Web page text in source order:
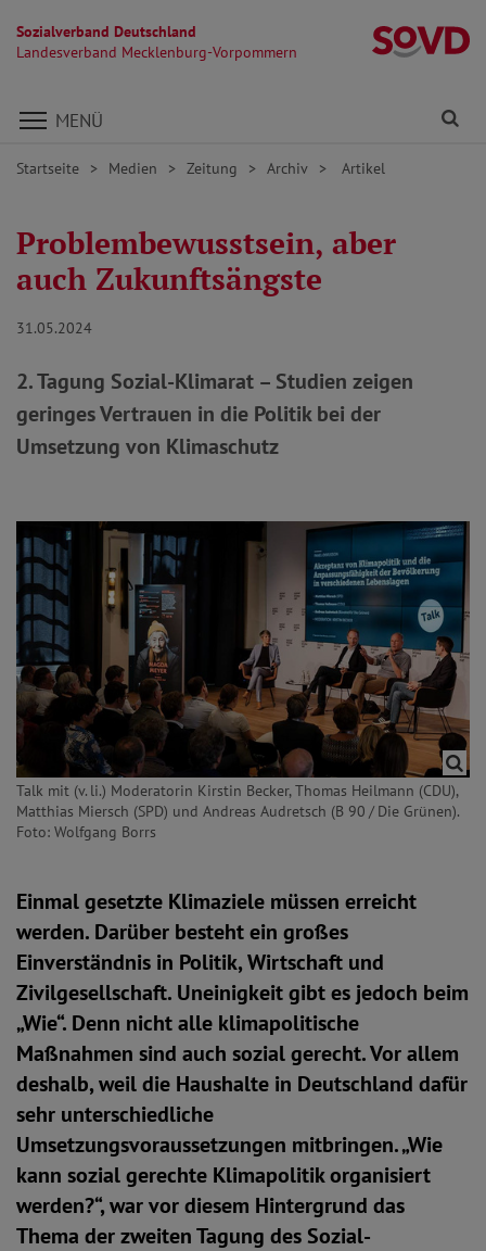
Sozialverband Deutschland
Landesverband Mecklenburg-Vorpommern
Direkt zu den Inhalten springen
MENÜ
Startseite Medien Zeitung Archiv Artikel
Problembewusstsein, aber
auch Zukunftsängste
31.05.2024
2. Tagung Sozial-Klimarat – Studien zeigen
geringes Vertrauen in die Politik bei der
Umsetzung von Klimaschutz
Talk mit (v. li.) Moderatorin Kirstin Becker, Thomas Heilmann (CDU),
Matthias Miersch (SPD) und Andreas Audretsch (B 90 / Die Grünen).
Foto: Wolfgang Borrs
Einmal gesetzte Klimaziele müssen erreicht
werden. Darüber besteht ein großes
Einverständnis in Politik, Wirtschaft und
Zivilgesellschaft. Uneinigkeit gibt es jedoch beim
„Wie“. Denn nicht alle klimapolitische
Maßnahmen sind auch sozial gerecht. Vor allem
deshalb, weil die Haushalte in Deutschland dafür
sehr unterschiedliche
Umsetzungsvoraussetzungen mitbringen. „Wie
kann sozial gerechte Klimapolitik organisiert
werden?“, war vor diesem Hintergrund das
Thema der zweiten Tagung des Sozial-